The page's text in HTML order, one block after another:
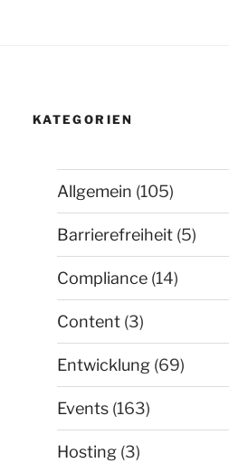
KATEGORIEN
Allgemein (105)
Barrierefreiheit (5)
Compliance (14)
Content (3)
Entwicklung (69)
Events (163)
Hosting (3)